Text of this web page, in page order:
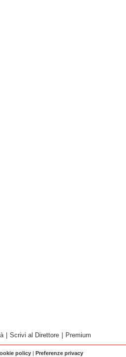
| Scrivi al Direttore | Premium
policy | Preferenze privacy